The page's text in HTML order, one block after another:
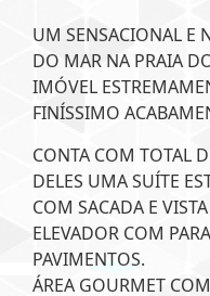
UM SENSACIONAL E
DO MAR NA PRAIA
IMÓVEL
FINÍSSIMO
CONTA COM TOTAL
DELES UMA SUÍTE
COM SACADA E
ELEVADOR COM
PAVIMENTOS.
ÁREA GOURMET